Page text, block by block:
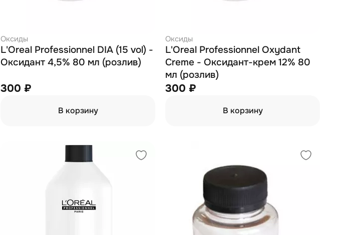
Оксиды
L'Oreal Professionnel DIA (15 vol) -
Оксидант 4,5% 80 мл (розлив)
300 ₽
В корзину
Оксиды
L'Oreal Professionnel Oxydant
Creme - Оксидант-крем 12% 80
мл (розлив)
300 ₽
В корзину